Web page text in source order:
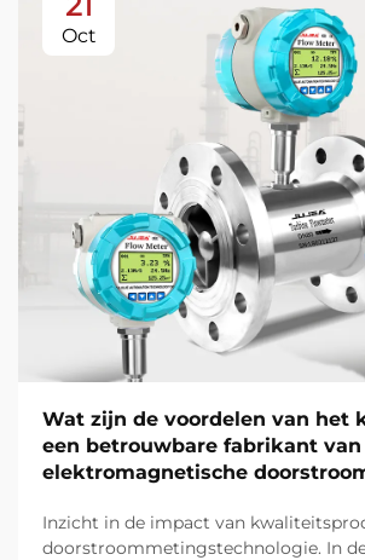
Oct
Wat zijn de voordelen van het
een betrouwbare fabrikant van
elektromagnetische
Inzicht in de impact van
doorstroommetingstechnologie. In